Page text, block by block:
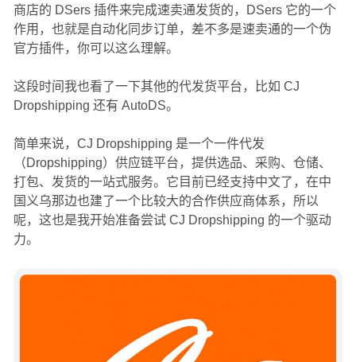
商店的 DSers 插件来完成速卖通发货的，DSers 它的一个
作用，也就是自动化同步订单，差不多是速卖通的一个伪
官方插件，你可以这么理解。
这段时间我也看了一下其他的代发货平台，比如 CJ
Dropshipping 还有 AutoDS。
简单来说，CJ Dropshipping 是一个一件代发
（Dropshipping）供应链平台，提供选品、采购、仓储、
打包、发货的一站式服务。它目前已经支持中文了，在中
国义乌那边也建了一个比较大的合作供应商体系，所以
呢，这也是我开始准备尝试 CJ Dropshipping 的一个驱动
力。